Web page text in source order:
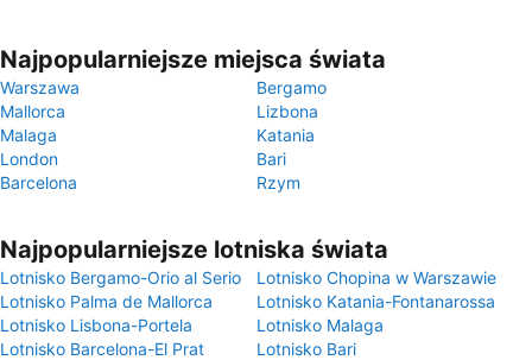
Najpopularniejsze miejsca świata
Warszawa
Bergamo
Mallorca
Lizbona
Malaga
Katania
London
Bari
Barcelona
Rzym
Najpopularniejsze lotniska świata
Lotnisko Bergamo-Orio al Serio
Lotnisko Chopina w Warszawie
Lotnisko Palma de Mallorca
Lotnisko Katania-Fontanarossa
Lotnisko Lisbona-Portela
Lotnisko Malaga
Lotnisko Barcelona-El Prat
Lotnisko Bari